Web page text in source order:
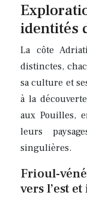
identités
La côte
distinctes,
sa culture et
à la
aux Pouilles,
leurs
singulières.
Frioul-
vers l’est